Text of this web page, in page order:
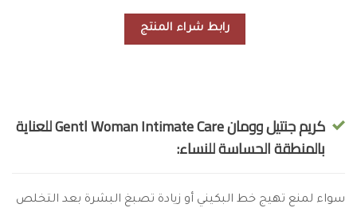
رابط شراء المنتج
كريم جنتيل وومان Gentl Woman Intimate Care للعناية
بالمنطقة الحساسة للنساء:
سواء لمنع تهيج خط البكيني أو زيادة تصبغ البشرة بعد التخلص